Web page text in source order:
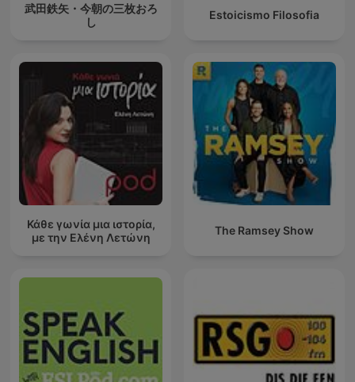
武田鉄矢・今朝の三枚おろ
し
Estoicismo Filosofia
Κάθε γωνία μια ιστορία,
με την Ελένη Λετώνη
The Ramsey Show